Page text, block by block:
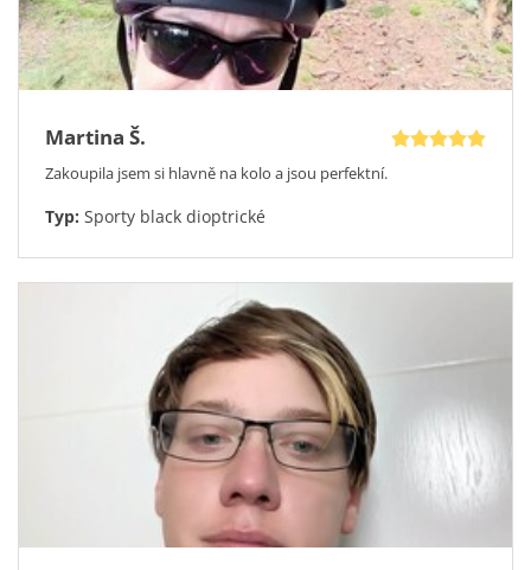
Martina Š.
Zakoupila jsem si hlavně na kolo a jsou perfektní.
Typ: Sporty black dioptrické